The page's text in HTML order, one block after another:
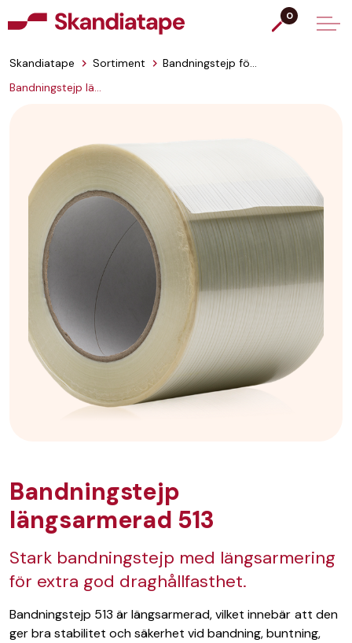
0
Skandiatape Sortiment
Bandningstejp för pall
Bandningstejp längsarmerad 513
Bandningstejp
längsarmerad 513
Stark bandningstejp med längsarmering
för extra god draghållfasthet.
Bandningstejp 513 är längsarmerad, vilket innebär att den
ger bra stabilitet och säkerhet vid bandning, buntning,